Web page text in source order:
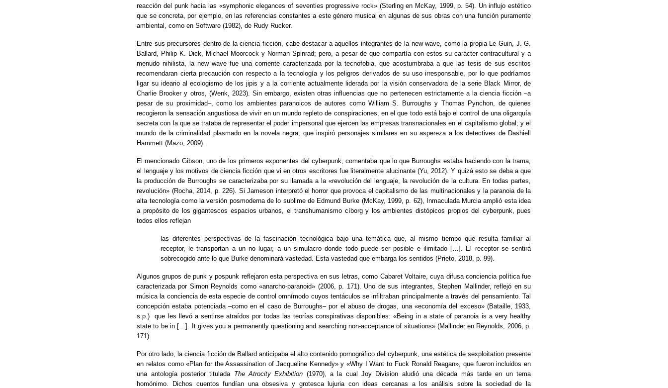
reacción del punk hacia las «symphonic elegances of seventies progressive rock» (Sterling en McKay, 1999, p. 54). Un influjo estético
que se concreta, por ejemplo, en las referencias constantes a este género musical en algunas de sus obras con una función puramente
ambiental, como en Software (1982), de Rudy Rucker.
Entre sus precursores dentro de la ciencia ficción, cabe destacar a aquellos integrantes de la new wave, como la propia Le Guin, J. G.
Ballard, Philip K. Dick, Michael Moorcock y Norman Spinrad; pero, a pesar de que compartía con estos su carácter contracultural y a
menudo nihilista, la new wave fue una corriente caracterizada por la tecnofobia, que acostumbraba a que las tesis de sus escritos
recomendaran cierta precaución con respecto a la tecnología y los peligros derivados de su uso irresponsable, por lo que podríamos
ligar su ideario al ecologismo de los jipis y a la corriente actualmente liderada por la visión conservadora de la serie Black Mirror, de
Charlie Brooker y otros, (Wenk, 2023). Sin embargo, existen otras influencias que no pertenecen estrictamente a la ciencia ficción –a
pesar de su proximidad–, como los ambientes paranoicos de autores como William S. Burroughs y Thomas Pynchon, de quienes
recogieron la sensación angustiosa de vivir en un mundo repleto de conspiraciones, en el que todo está bajo el control de una oligarquía
secreta con la que se trataba de representar el poder impersonal que ejercen las empresas transnacionales en el capitalismo global; y el
mundo de la criminalidad plasmado en la novela negra, que inspiró personajes similares en su aspereza a los detectives de Dashiell
Hammett (Mazo, 2009).
El mencionado Gibson, uno de los primeros exponentes del cyberpunk, comentaba que lo que Burroughs estaba haciendo con la trama,
el lenguaje y los motivos de ciencia ficción que vi en otros escritores fue literalmente alucinante (Yu, 2012). Y quizá esto se deba a que
la producción de Burroughs se caracterizaba por su llamada a la «revolución del lenguaje, la revolución de la cultura. En todas partes,
revolución» (Rocha, 2014, p. 226). Si Jameson interpretó el horror que provoca el capitalismo de las multinacionales y la paranoia de la
alta tecnología como la versión posmoderna de lo sublime de Edmund Burke (McKay, 1999, p. 62), Inmaculada Murcia amplió esta idea
a propósito de los gigantescos espacios urbanos, el transhumanismo cíborg y los ambientes distópicos propios del cyberpunk, pues
todos ellos reflejan
las diferentes perspectivas de la fascinación tecnológica bajo una temática que, al mismo tiempo que resulta familiar al
receptor, le transportan a un no lugar, a un simulacro donde todo puede ser posible e ilimitado […]. El receptor se sentirá
sobrecogido ante lo que Burke denominará vastedad. Esta vastedad que embarga los sentidos (Prieto, 2018, p. 99).
Algunos grupos de punk y pospunk reflejaron esta perspectiva en sus letras, como Cabaret Voltaire, cuya difusa conciencia política fue
caracterizada por Simon Reynolds como «anarcho-paranoid» (2006, p. 171). Uno de sus integrantes, Stephen Mallinder, reflejó en su
música la conciencia de esta especie de control omnímodo cuyos tentáculos se infiltraban principalmente a través del pensamiento. Tal
concepción estaba potenciada –como en el caso de Burroughs– por el abuso de drogas, una «economía del exceso» (Bataille, 1933,
s.p.) que les llevó a sentirse atraídos por todas las teorías conspirativas disponibles: «Being in a state of paranoia is a very healthy
state to be in […].
It gives you a permanently questioning and searching non-acceptance of situations» (Mallinder en Reynolds, 2006, p.
171).
Por otro lado, la ciencia ficción de Ballard anticipaba el alto contenido pornográfico del cyberpunk, una estética de sexploitation presente
en relatos como «Plan for the Assassination of Jacqueline Kennedy» y «Why I Want to Fuck Ronald Reagan», que fueron incluidos en
una antología posterior titulada The Atrocity Exhibition (1970), a la cual Joy Division aludió una década más tarde en un tema
homónimo. Dichos cuentos fundían una obsesiva y grotesca lujuria con ideas cercanas a los análisis sobre la sociedad de la